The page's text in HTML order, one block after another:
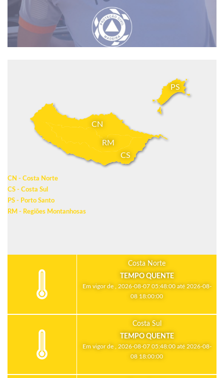
CN
CS
PS
RM
CN - Costa Norte
CS - Costa Sul
PS - Porto Santo
RM - Regiões Montanhosas
Costa Norte
TEMPO QUENTE
Em vigor de , 2026-08-07 05:48:00 até 2026-08-
08 18:00:00
Costa Sul
TEMPO QUENTE
Em vigor de , 2026-08-07 05:48:00 até 2026-08-
08 18:00:00